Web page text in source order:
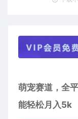
萌宠赛道，全
能轻松月入5k